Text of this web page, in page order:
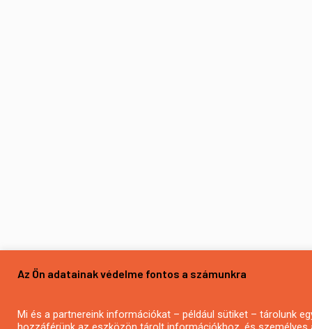
Az Ön adatainak védelme fontos a számunkra
Mi és a partnereink információkat – például sütiket – tárolunk